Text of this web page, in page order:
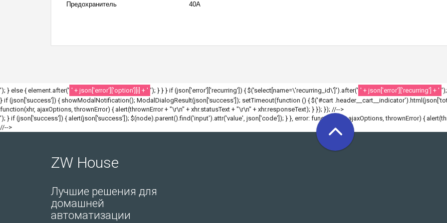
Предохранитель
40A
'); } else { element.after(' ' + json['error']['option'][i] + ' '); } } } if (json['error']['recurring']) { $('select[name=\'recurring_id\']').after(' ' + json['error']['recurring'] + '
} if (json['success']) { showModalNotification(); ModalDialogResult(json['success']); setTimeout(function () { $('#cart
function(xhr, ajaxOptions, thrownError) { alert(thrownError + "\r\n" + xhr.statusText + "\r\n" + xhr.responseText); } }); }); //-->
'); } if (json['success']) { alert(json['success']); $(node).parent().find('input').attr('value', json['code']); } }, error: function(xhr, ajaxOptions, thrownError) {
//-->
ZW House
Лучшие решения для
домашней
автоматизации